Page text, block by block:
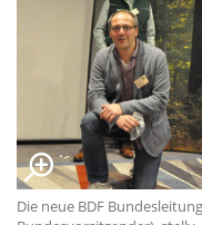
Die neue BDF